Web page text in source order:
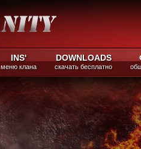
INS'
меню клана
DOWNLOADS
скачать бесплатно